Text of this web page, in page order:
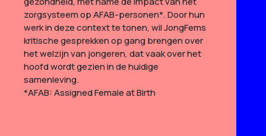
zorgsysteem op AFAB-personen*. Door hun
werk in deze context te tonen, wil JongFems
kritische gesprekken op gang brengen over
het welzijn van jongeren, dat vaak over het
hoofd wordt gezien in de huidige
samenleving.
*AFAB: Assigned Female at Birth